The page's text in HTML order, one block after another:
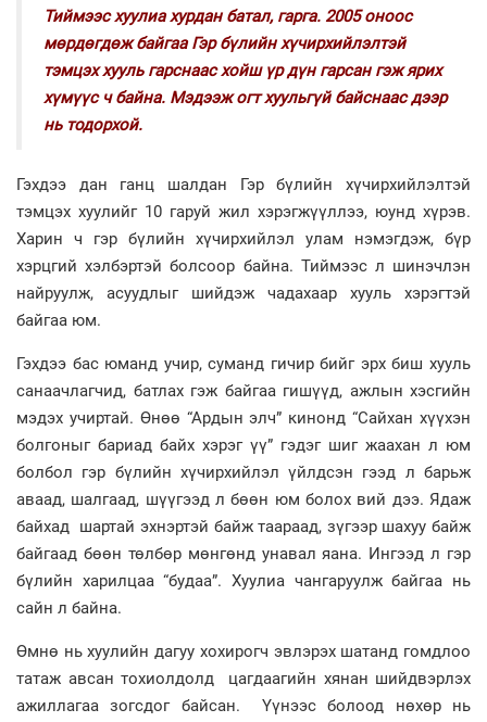
Тиймээс хуулиа хурдан батал, гарга. 2005 оноос
мөрдөгдөж байгаа Гэр бүлийн хүчирхийлэлтэй
тэмцэх хууль гарснаас хойш үр дүн гарсан гэж ярих
хүмүүс ч байна. Мэдээж огт хуульгүй байснаас дээр
нь тодорхой.
Гэхдээ дан ганц шалдан Гэр бүлийн хүчирхийлэлтэй
тэмцэх хуулийг 10 гаруй жил хэрэгжүүллээ, юунд хүрэв.
Харин ч гэр бүлийн хүчирхийлэл улам нэмэгдэж, бүр
хэрцгий хэлбэртэй болсоор байна. Тиймээс л шинэчлэн
найруулж, асуудлыг шийдэж чадахаар хууль хэрэгтэй
байгаа юм.
Гэхдээ бас юманд учир, суманд гичир бийг эрх биш хууль
санаачлагчид, батлах гэж байгаа гишүүд, ажлын хэсгийн
мэдэх учиртай. Өнөө “Ардын элч” кинонд “Сайхан хүүхэн
болгоныг бариад байх хэрэг үү” гэдэг шиг жаахан л юм
болбол гэр бүлийн хүчирхийлэл үйлдсэн гээд л барьж
аваад, шалгаад, шүүгээд л бөөн юм болох вий дээ. Ядаж
байхад шартай эхнэртэй байж таараад, зүгээр шахуу байж
байгаад бөөн төлбөр мөнгөнд унавал яана. Ингээд л гэр
бүлийн харилцаа “будаа”. Хуулиа чангаруулж байгаа нь
сайн л байна.
Өмнө нь хуулийн дагуу хохирогч эвлэрэх шатанд гомдлоо
татаж авсан тохиолдолд цагдаагийн хянан шийдвэрлэх
ажиллагаа зогсдог байсан. Үүнээс болоод нөхөр нь